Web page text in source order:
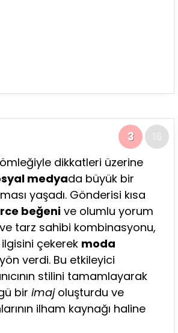
3
dikkatleri üzerine
medyada büyük bir
yaşadı. Gönderisi kısa
beğenive olumlu yorum
ve tarz sahibi kombinasyonu,
çekerek moda
yön verdi. Bu etkileyici
stilini tamamlayarak
bir imajoluşturdu ve
ilham kaynağı haline